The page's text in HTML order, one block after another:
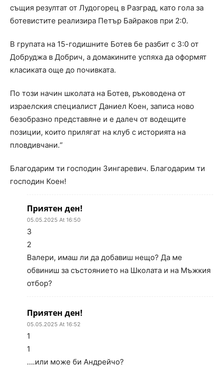
същия резултат от Лудогорец в Разград, като гола за
ботевистите реализира Петър Байраков при 2:0.
В групата на 15-годишните Ботев бе разбит с 3:0 от
Добруджа в Добрич, а домакините успяха да оформят
класиката още до почивката.
По този начин школата на Ботев, ръководена от
израелския специалист Даниел Коен, записа ново
безобразно представяне и е далеч от водещите
позиции, които прилягат на клуб с историята на
пловдивчани.“
Благодарим ти господин Зингаревич. Благодарим ти
господин Коен!
Приятен ден!
05.05.2025 At 16:50
3
2
Валери, имаш ли да добавиш нещо? Да ме
обвиниш за състоянието на Школата и на Мъжкия
отбор?
Приятен ден!
05.05.2025 At 16:52
1
1
….или може би Андрейчо?